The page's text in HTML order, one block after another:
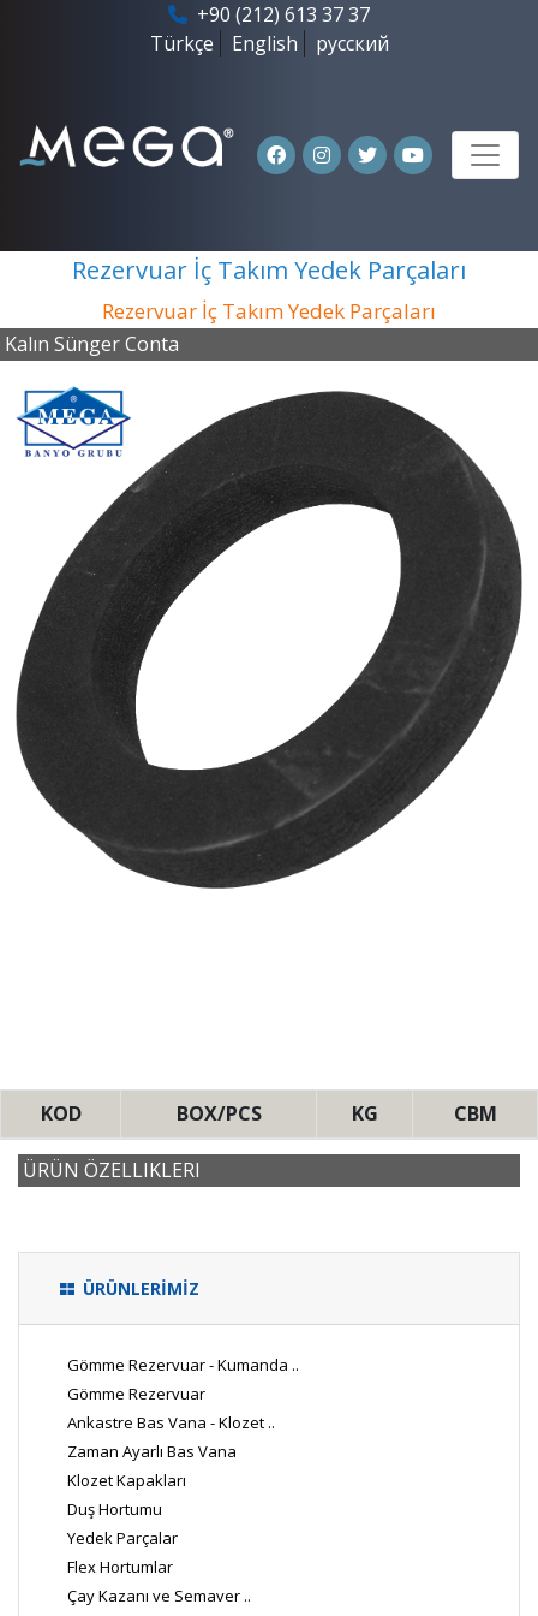
+90 (212) 613 37 37
Türkçe
English русский
Rezervuar İç Takım Yedek Parçaları
Rezervuar İç Takım Yedek Parçaları
Kalın Sünger Conta
KOD BOX/PCS KG CBM
ÜRÜN ÖZELLIKLERI
ÜRÜNLERİMİZ
Gömme Rezervuar - Kumanda ..
Gömme Rezervuar
Ankastre Bas Vana - Klozet ..
Zaman Ayarlı Bas Vana
Klozet Kapakları
Duş Hortumu
Yedek Parçalar
Flex Hortumlar
Çay Kazanı ve Semaver ..